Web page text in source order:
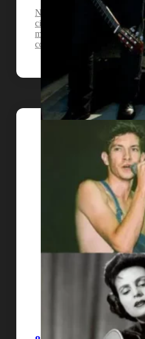
Nos anos 90, muitos foram
cimentaram as suas
musical nacional. Hoje
conhecidos de quem viveu